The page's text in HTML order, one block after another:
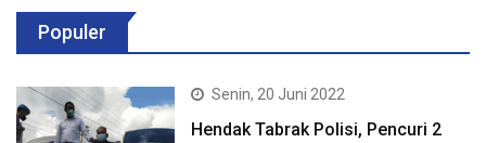
Populer
Senin, 20 Juni 2022
Hendak Tabrak Polisi, Pencuri 2